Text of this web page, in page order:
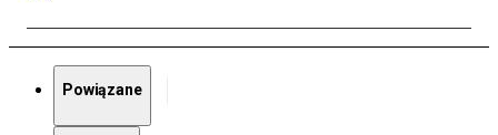
Powiązane